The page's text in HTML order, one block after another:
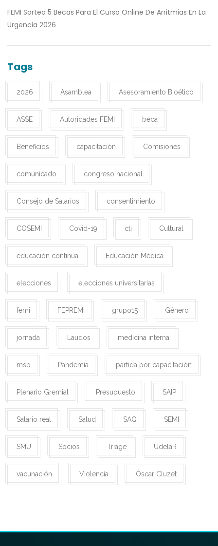
FEMI Sortea 5 Becas Para El Curso Online De Arritmias En La
Urgencia 2026
Tags
2026 Asamblea Asesoramiento Bioético
ASSE Autoridades FEMI beca
Beneficios capacitación Comisiones
comunicado congreso nacional
Consejo de Salarios consentimiento
COSEMI Covid-19 cti Cultural
educación continua Educación Médica
elecciones elecciones universitarias
femi FEPREMI grupo15 Género
jornada Laudos medicina interna
msp Pandemia partida por capacitación
Plenario Gremial Presupuesto SAIP
Salario real Salud SAQ SEMI
SMU Socios Triage UdelaR
vacunación Violencia Óscar Cluzet